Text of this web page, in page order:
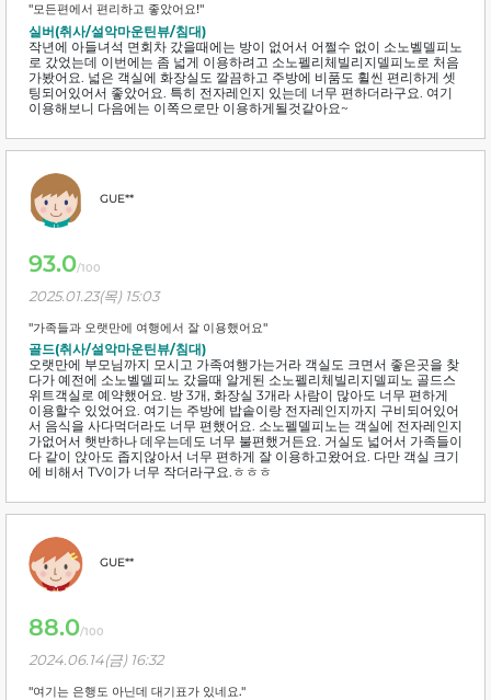
"모든편에서 편리하고 좋았어요!"
실버(취사/설악마운틴뷰/침대)
작년에 아들녀석 면회차 갔을때에는 방이 없어서 어쩔수 없이 소노벨델피노
로 갔었는데 이번에는 좀 넓게 이용하려고 소노펠리체빌리지델피노로 처음
가봤어요. 넓은 객실에 화장실도 깔끔하고 주방에 비품도 휠씬 편리하게 셋
팅되어있어서 좋았어요. 특히 전자레인지 있는데 너무 편하더라구요. 여기
이용해보니 다음에는 이쪽으로만 이용하게될것같아요~
GUE**
93.0/100
2025.01.23(목) 15:03
"가족들과 오랫만에 여행에서 잘 이용했어요"
골드(취사/설악마운틴뷰/침대)
오랫만에 부모님까지 모시고 가족여행가는거라 객실도 크면서 좋은곳을 찾
다가 예전에 소노벨델피노 갔을때 알게된 소노펠리체빌리지델피노 골드스
위트객실로 예약했어요. 방 3개, 화장실 3개라 사람이 많아도 너무 편하게
이용할수 있었어요. 여기는 주방에 밥솥이랑 전자레인지까지 구비되어있어
서 음식을 사다먹더라도 너무 편했어요. 소노펠델피노는 객실에 전자레인지
가없어서 햇반하나 데우는데도 너무 불편했거든요. 거실도 넓어서 가족들이
다 같이 앉아도 좁지않아서 너무 편하게 잘 이용하고왔어요. 다만 객실 크기
에 비해서 TV이가 너무 작더라구요.ㅎㅎㅎ
GUE**
88.0/100
2024.06.14(금) 16:32
"여기는 은행도 아닌데 대기표가 있네요."